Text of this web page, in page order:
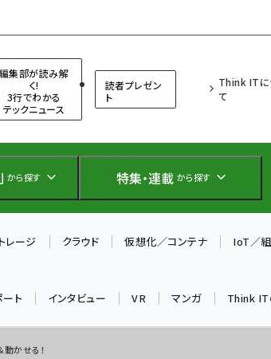
編集部が読み解
く!
3行でわかる
テックニュース
読者プレゼン
ト
Think ITに
て
から探す 特集・連載 から探す
レージ クラウド 仮想化／コンテナ IoT／
ート インタビュー VR マンガ Think IT
かせる！